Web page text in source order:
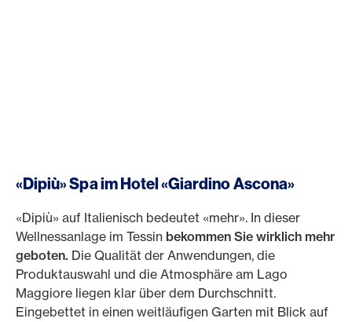
«Dipiù» Spa im Hotel «Giardino Ascona»
«Dipiù» auf Italienisch bedeutet «mehr». In dieser
Wellnessanlage im Tessin bekommen Sie wirklich mehr
geboten. Die Qualität der Anwendungen, die
Produktauswahl und die Atmosphäre am Lago
Maggiore liegen klar über dem Durchschnitt.
Eingebettet in einen weitläufigen Garten mit Blick auf